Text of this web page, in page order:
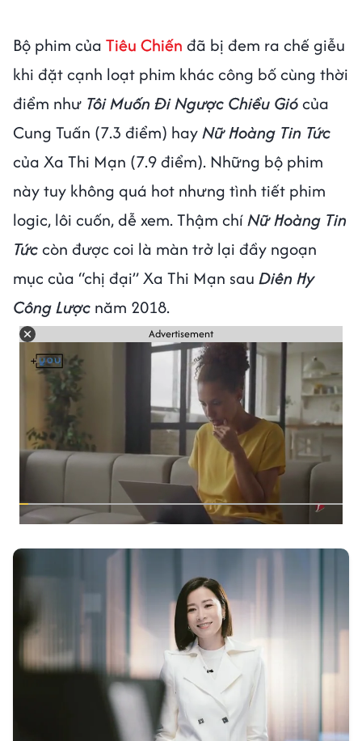
Bộ phim của Tiêu Chiến đã bị đem ra chế giễu
khi đặt cạnh loạt phim khác công bố cùng thời
điểm như Tôi Muốn Đi Ngược Chiều Giócủa
Cung Tuấn (7.3 điểm) hayNữ Hoàng Tin Tức
của Xa Thi Mạn (7.9 điểm). Những bộ phim
này tuy không quá hot nhưng tình tiết phim
logic, lôi cuốn, dễ xem. Thậm chíNữ Hoàng Tin
Tứccòn được coi là màn trở lại đầy ngoạn
mục của “chị đại” Xa Thi Mạn sau Diên Hy
Công Lược năm 2018.
Advertisement